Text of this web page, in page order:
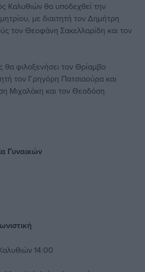
Καλυθιών θα υποδεχθεί την
με διαιτητή τον Δημήτρη
τον Θεοφάνη Σακελλαρίδη και τον
θα φιλοξενήσει τον Θρίαμβο
τον Γρηγόρη Πατσιαούρα και
Μιχαλάκη και τον Θεοδόση
Γυναικών
14:00